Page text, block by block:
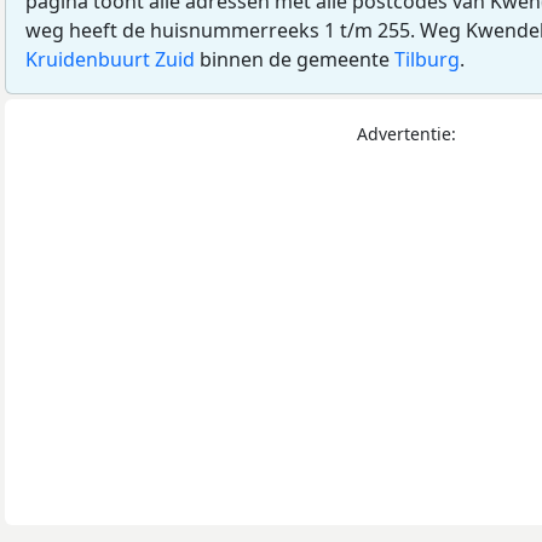
weg heeft de huisnummerreeks 1 t/m 255. Weg
Kruidenbuurt Zuid binnen de gemeenteTilburg.
Advertentie: